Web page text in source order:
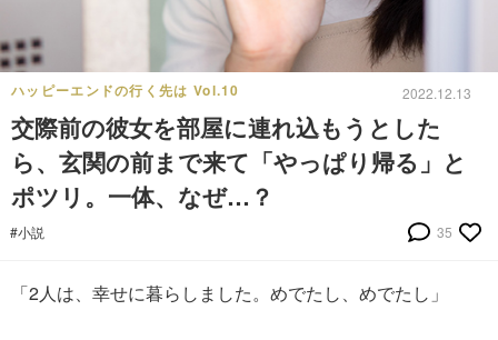
ハッピーエンドの行く先は Vol.10 2022.12.13
交際前の彼女を部屋に連れ込もうとした
ら、玄関の前まで来て「やっぱり帰る」と
ポツリ。一体、なぜ…？
#小説 35
「2人は、幸せに暮らしました。めでたし、めでたし」